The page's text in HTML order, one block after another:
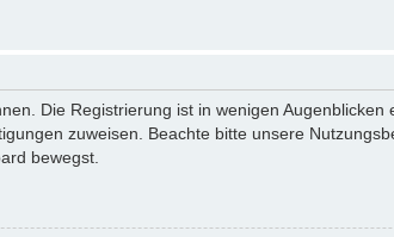
Die Registrierung ist in wenigen
zuweisen. Beachte bitte unsere
bewegst.